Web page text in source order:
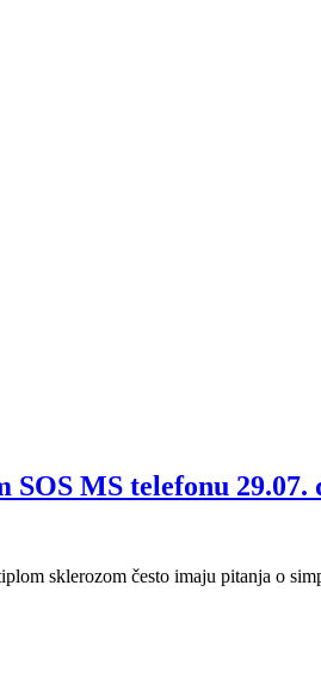
SOS MS telefonu
sklerozom često imaju pitanja o